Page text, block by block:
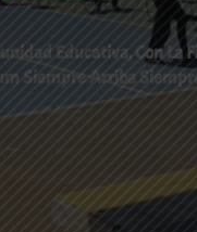
Educativa, Con La
Siempre Arriba